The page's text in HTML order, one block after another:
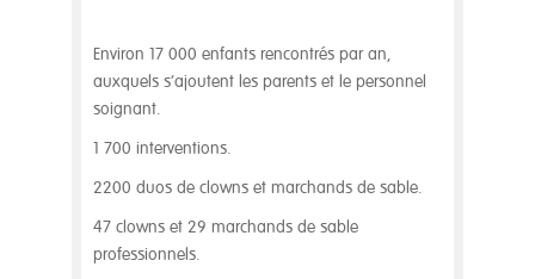
Environ 17 000 enfants rencontrés par an,
auxquels s’ajoutent les parents et le personnel
soignant.
1 700 interventions.
2200 duos de clowns et marchands de sable.
47 clowns et 29 marchands de sable
professionnels.